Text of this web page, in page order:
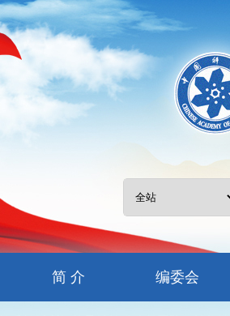
简 介 编委会